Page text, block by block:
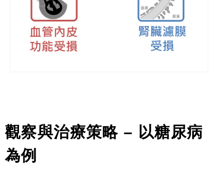
觀察與治療策略 – 以糖尿病
為例